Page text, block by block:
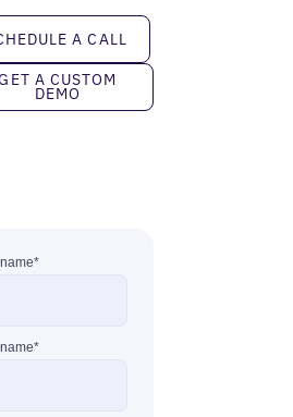
a call A CALL
demo
A CUSTOM
DEMO